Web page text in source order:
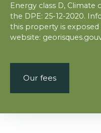
Energy class D,
the DPE: 25-12-2020.
this property is exposed
website:
Our fees